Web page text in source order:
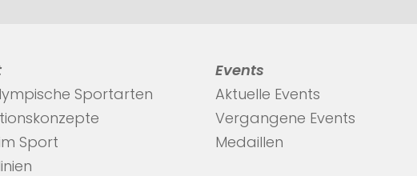
Sportarten
Sport
Events
Aktuelle Events
Vergangene Events
Medaillen